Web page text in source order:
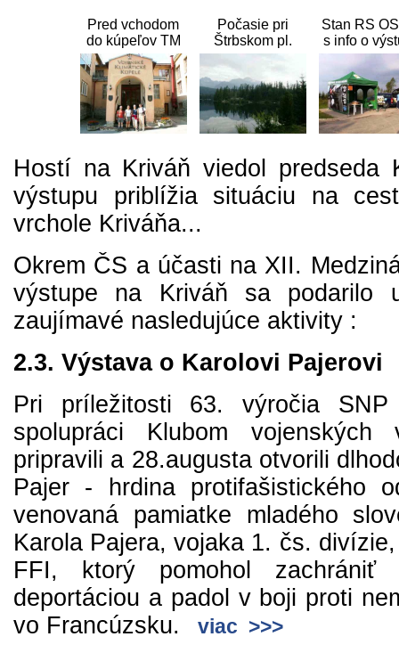
Pred vchodom
do kúpeľov TM
Počasie pri
Štrbskom pl.
Stan RS
s info o
Hostí na Kriváň viedol predseda
výstupu priblížia situáciu na
vrchole Kriváňa...
Okrem ČS a účasti na XII.
výstupe na Kriváň sa podarilo
zaujímavé nasledujúce aktivity :
2.3. Výstava o Karolovi Pajerovi
Pri príležitosti 63. výročia
spolupráci Klubom vojenských
pripravili a 28.augusta otvorili
Pajer - hrdina protifašistického
venovaná pamiatke mladého
Karola Pajera, vojaka 1. čs.
FFI, ktorý pomohol
deportáciou a padol v boji proti
vo Francúzsku.
viac >>>